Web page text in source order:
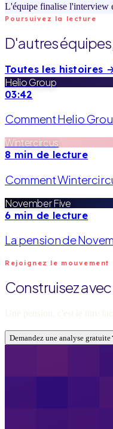
L'équipe finalise l'interview
Poursuivez la lecture
D'autres équipes,
Toutes les histoires
Helio Group
03:42
Comment Helio
Wintercircus
8 min de lecture
Comment
November Five
6 min de lecture
La pension de
Rejoignez le mouvement
Construisez avec
Demandez une analyse gratuite